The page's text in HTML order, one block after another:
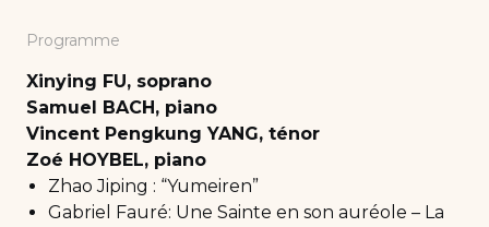
Programme
Xinying FU, soprano
Samuel BACH, piano
Vincent Pengkung YANG, ténor
Zoé HOYBEL, piano
Zhao Jiping : “Yumeiren”
Gabriel Fauré: Une Sainte en son auréole – La